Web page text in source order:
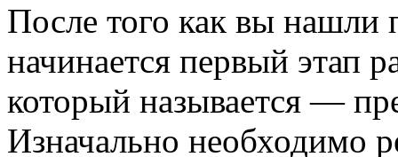
После того как вы нашли
начинается первый этап
который называется —
Изначально необходимо